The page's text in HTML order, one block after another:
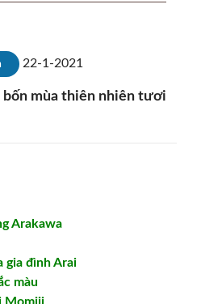
22-1-2021
bốn mùa thiên nhiên tươi
Arakawa
gia đình Arai
màu